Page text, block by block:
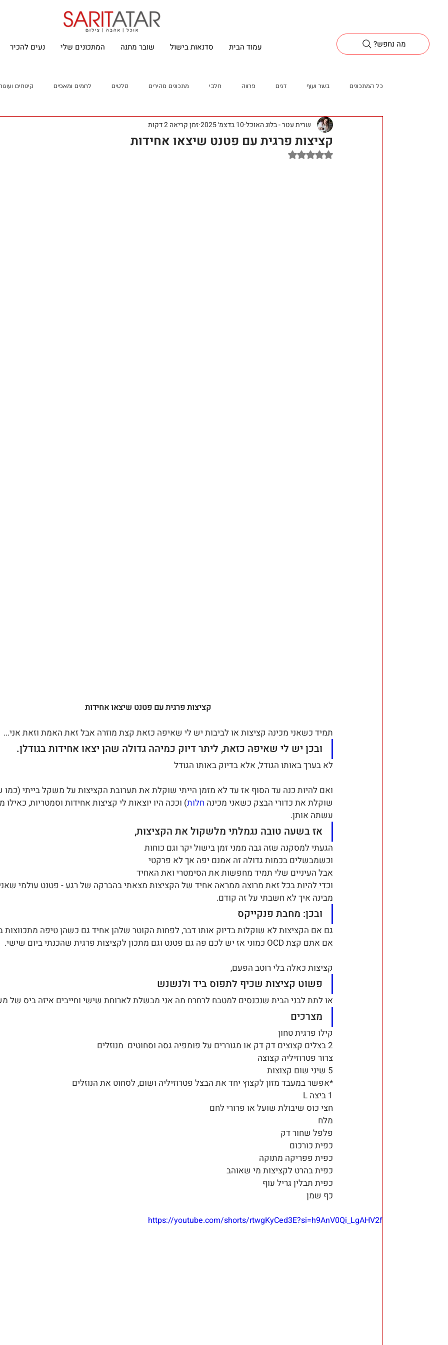
עמוד הבית סדנאות בישול שובר מתנה המתכונים שלי נעים להכיר ?מה נחפש
כל המתכונים בשר ועוף דגים פרווה חלבי מתכונים מהירים סלטים לחמים ומאפים קינוחים
קציצות פרגית עם פטנט שיצאו אחידות
שרית עטר - בלוג האוכל 10 בדצמ׳ 2025 זמן קריאה 2 דקות
דירוג של NaN מתוך 5 כוכבים
קציצות פרגית עם פטנט שיצאו אחידות
תמיד כשאני מכינה קציצות או לביבות יש לי שאיפה כזאת קצת מוזרה אבל זאת האמת וזאת אני...
ובכן יש לי שאיפה כזאת, ליתר דיוק כמיהה גדולה שהן יצאו אחידות בגודלן.
לא בערך באותו הגודל, אלא בדיוק באותו הגודל
ואם להיות כנה עד הסוף אז עד לא מזמן הייתי שוקלת את תערובת הקציצות על משקל בייתי (כמו
שוקלת את כדורי הבצק כשאני מכינה חלות) וככה היו יוצאות לי קציצות אחידות וסמטריות, כאילו
עשתה אותן.
אז בשעה טובה נגמלתי מלשקול את הקציצות,
הגעתי למסקנה שזה גבה ממני זמן בישול יקר וגם כוחות
וכשמבשלים בכמות גדולה זה אמנם יפה אך לא פרקטי
אבל העיניים שלי תמיד מחפשות את הסימטרי ואת האחיד
וכדי להיות בכל זאת מרוצה ממראה אחיד של הקציצות מצאתי בהברקה של רגע - פטנט עולמי
מבינה איך לא חשבתי על זה קודם.
ובכן: מחבת פנקייקס
גם אם הקציצות לא שוקלות בדיוק אותו דבר, לפחות הקוטר שלהן אחיד גם כשהן טיפה מתכווצות
אם אתם קצת OCD כמוני אז יש לכם פה גם פטנט וגם מתכון לקציצות פרגית שהכנתי ביום שישי.
קציצות כאלה בלי רוטב הפעם,
פשוט קציצות שכיף לתפוס ביד ולנשנש
או לתת לבני הבית שנכנסים למטבח לרחרח מה אני מבשלת לארוחת שישי וחייבים איזה ביס של
מצרכים
קילו פרגית טחון
2 בצלים קצוצים דק דק או מגוררים על פומפיה גסה וסחוטים  מנוזלים
צרור פטרוזיליה קצוצה
5 שיני שום קצוצות
*אפשר במעבד מזון לקצוץ יחד את הבצל פטרוזיליה ושום, לסחוט את הנוזלים
1 ביצה L
חצי כוס שיבולת שועל או פרורי לחם
מלח
פלפל שחור דק
כפית כורכום
כפית פפריקה מתוקה
כפית בהרט לקציצות מי שאוהב
כפית תבלין גריל עוף
כף שמן
https://youtube.com/shorts/rtwgKyCed3E?si=h9AnV0Qi_LgAHV2f